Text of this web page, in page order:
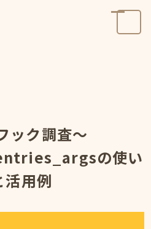
ック調査～
の使い
活用例